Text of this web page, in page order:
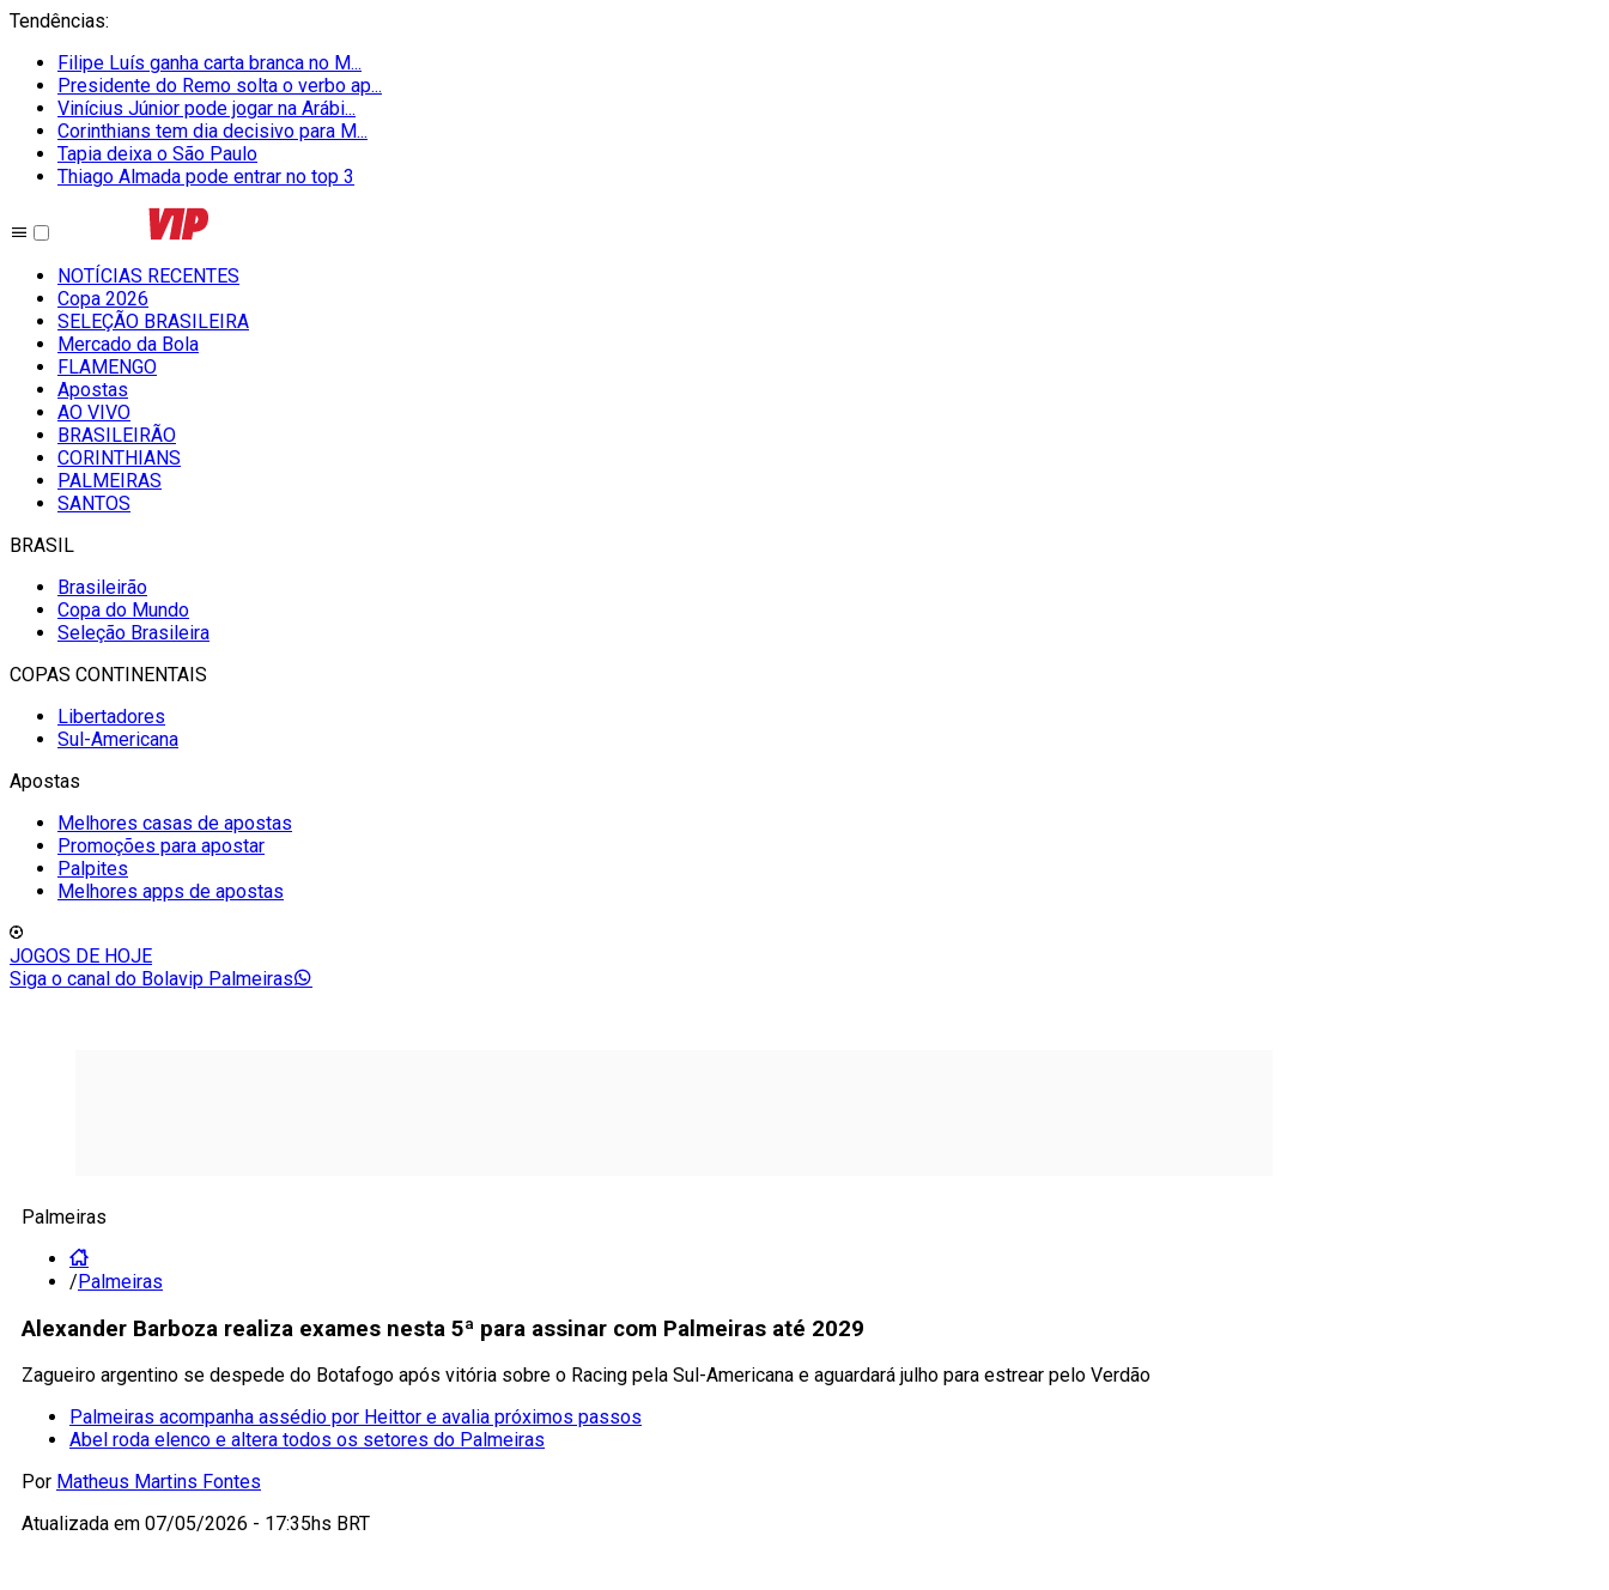
Tendências:
Filipe Luís ganha carta branca no M...
Presidente do Remo solta o verbo ap...
Vinícius Júnior pode jogar na Arábi...
Corinthians tem dia decisivo para M...
Tapia deixa o São Paulo
Thiago Almada pode entrar no top 3
NOTÍCIAS RECENTES
Copa 2026
SELEÇÃO BRASILEIRA
Mercado da Bola
FLAMENGO
Apostas
AO VIVO
BRASILEIRÃO
CORINTHIANS
PALMEIRAS
SANTOS
BRASIL
Brasileirão
Copa do Mundo
Seleção Brasileira
COPAS CONTINENTAIS
Libertadores
Sul-Americana
Apostas
Melhores casas de apostas
Promoções para apostar
Palpites
Melhores apps de apostas
JOGOS DE HOJE
Siga o canal do Bolavip Palmeiras
Palmeiras
/Palmeiras
Alexander Barboza realiza exames nesta 5ª para assinar com Palmeiras até 2029
Zagueiro argentino se despede do Botafogo após vitória sobre o Racing pela Sul-Americana e aguardará julho para estrear pelo Verdão
Palmeiras acompanha assédio por Heittor e avalia próximos passos
Abel roda elenco e altera todos os setores do Palmeiras
Por Matheus Martins Fontes
Atualizada em 07/05/2026 - 17:35hs BRT